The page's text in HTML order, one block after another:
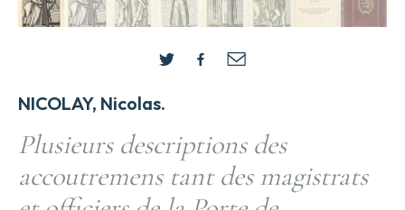
NICOLAY, Nicolas.
Plusieurs descriptions des
accoutremens tant des magistrats